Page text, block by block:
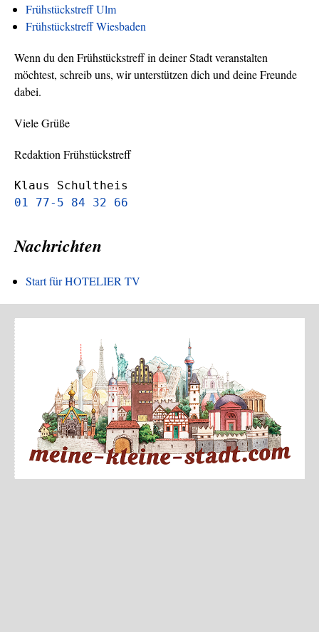
Frühstückstreff Ulm
Frühstückstreff Wiesbaden
Wenn du den Frühstückstreff in deiner Stadt veranstalten
möchtest, schreib uns, wir unterstützen dich und deine Freunde
dabei.
Viele Grüße
Redaktion Frühstückstreff
Klaus Schultheis
01 77-5 84 32 66
Nachrichten
Start für HOTELIER TV